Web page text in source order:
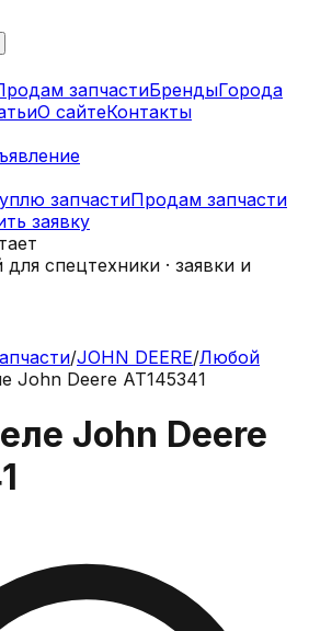
запчастиБрендыГорода
О сайтеКонтакты
запчастиПродам запчасти
заявку
спецтехники · заявки и
/JOHN DEERE/Любой
John Deere AT145341
John Deere